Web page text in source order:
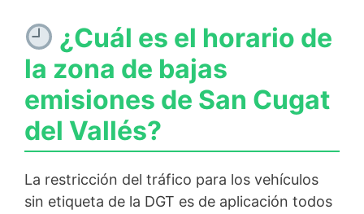
¿Cuál es el horario de
la zona de bajas
emisiones de San Cugat
del Vallés?
La restricción del tráfico para los vehículos
sin etiqueta de la DGT es de aplicación todos